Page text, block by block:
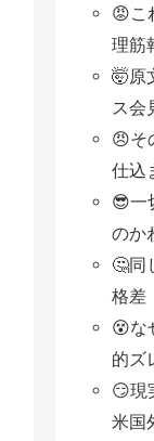
😡こ
理筋
🤯原
ス会
😠そ
仕込
😎一
のか
🤔同
格差
😵な
的ズ
😏現
米国